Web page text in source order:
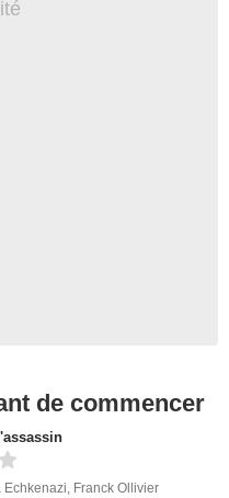
de commencer
Echkenazi, Franck Ollivier